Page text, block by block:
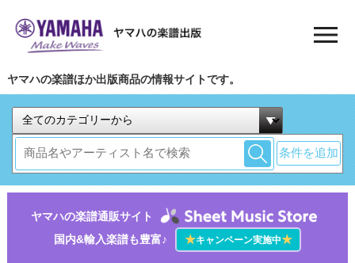
ヤマハの楽譜ほか出版商品の情報サイトです。
条件を追加
ヤマハの楽譜通販サイト
国内&輸入楽譜も豊富♪
★キャンペーン実施中★